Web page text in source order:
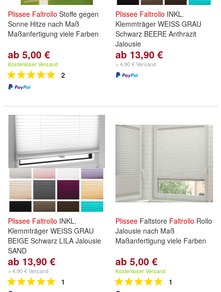
Plissee Faltrollo Stoffe gegen
Sonne Hitze nach Maß
Maßanfertigung viele Farben
ab 5,00 €
Kostenloser Versand
2
Plissee Faltrollo INKL.
Klemmträger WEISS GRAU
Schwarz BEERE Anthrazit
Jalousie
ab 13,90 €
+ 4,90 € Versand
Plissee Faltrollo INKL.
Klemmträger WEISS GRAU
BEIGE Schwarz LILA Jalousie
SAND
ab 13,90 €
+ 4,90 € Versand
1
Plissee Faltstore Faltrollo Rollo
Jalousie nach Maß
Maßanfertigung viele Farben
ab 5,00 €
Kostenloser Versand
1